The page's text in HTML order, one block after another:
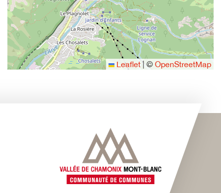
Leaflet | © OpenStreetMap